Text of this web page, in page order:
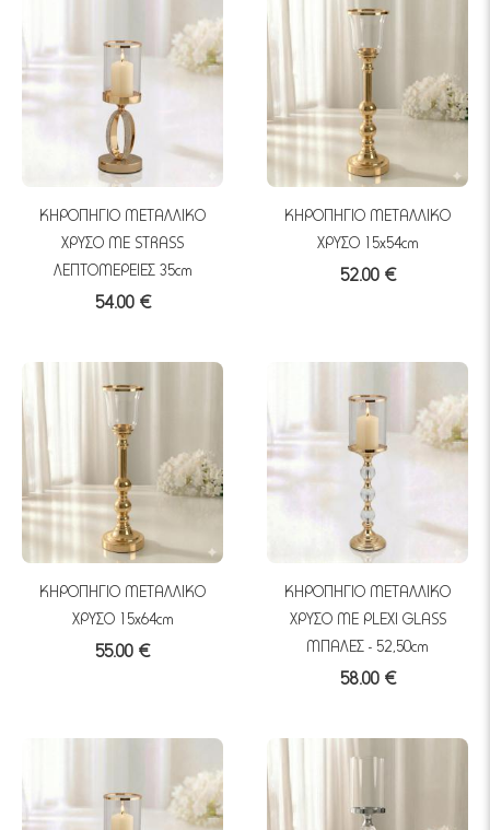
ΚΗΡΟΠΗΓΙΟ ΜΕΤΑΛΛΙΚΟ
ΧΡΥΣΟ ME STRASS
ΛΕΠΤΟΜΕΡΕΙΕΣ 35cm
54.00 €
ΚΗΡΟΠΗΓΙΟ ΜΕΤΑΛΛΙΚΟ
ΧΡΥΣΟ 15x54cm
52.00 €
ΚΗΡΟΠΗΓΙΟ ΜΕΤΑΛΛΙΚΟ
ΧΡΥΣΟ 15x64cm
55.00 €
ΚΗΡΟΠΗΓΙΟ ΜΕΤΑΛΛΙΚΟ
ΧΡΥΣΟ ME PLEXI GLASS
ΜΠΑΛΕΣ - 52,50cm
58.00 €